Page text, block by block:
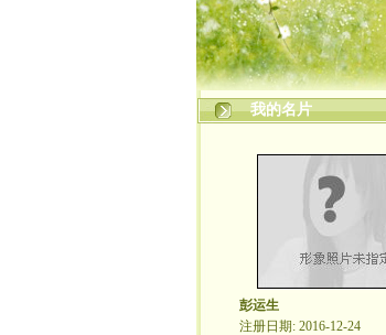
我的名片
彭运生
注册日期: 2016-12-24